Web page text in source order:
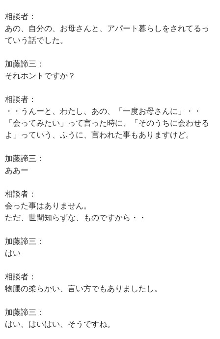
相談者：
あの、自分の、お母さんと、アパート暮らしをされてるっ
ていう話でした。
加藤諦三：
それホントですか？
相談者：
・・うんーと、わたし、あの、「一度お母さんに」・・
「会ってみたい」って言った時に、「そのうちに会わせる
よ」っていう、ふうに、言われた事もありますけど。
加藤諦三：
ああー
相談者：
会った事はありません。
ただ、世間知らずな、ものですから・・
加藤諦三：
はい
相談者：
物腰の柔らかい、言い方でもありましたし。
加藤諦三：
はい、はいはい、そうですね。